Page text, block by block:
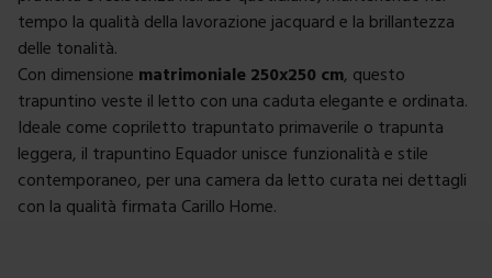
tempo la qualità della lavorazione jacquard e la brillantezza
delle tonalità.
Con dimensione matrimoniale 250x250 cm, questo
trapuntino veste il letto con una caduta elegante e ordinata.
Ideale come copriletto trapuntato primaverile o trapunta
leggera, il trapuntino Equador unisce funzionalità e stile
contemporaneo, per una camera da letto curata nei dettagli
con la qualità firmata Carillo Home.